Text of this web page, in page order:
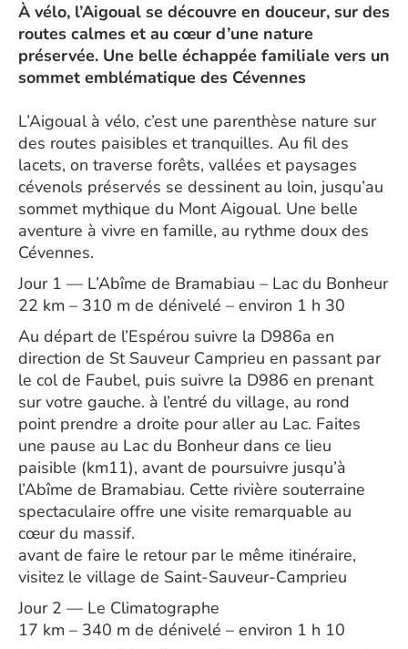
À vélo, l’Aigoual se découvre en douceur, sur des
routes calmes et au cœur d’une nature
préservée. Une belle échappée familiale vers un
sommet emblématique des Cévennes
L’Aigoual à vélo, c’est une parenthèse nature sur
des routes paisibles et tranquilles. Au fil des
lacets, on traverse forêts, vallées et paysages
cévenols préservés se dessinent au loin, jusqu’au
sommet mythique du Mont Aigoual. Une belle
aventure à vivre en famille, au rythme doux des
Cévennes.
Jour 1 — L’Abîme de Bramabiau – Lac du Bonheur
22 km – 310 m de dénivelé – environ 1 h 30
Au départ de l’Espérou suivre la D986a en
direction de St Sauveur Camprieu en passant par
le col de Faubel, puis suivre la D986 en prenant
sur votre gauche. à l’entré du village, au rond
point prendre a droite pour aller au Lac. Faites
une pause au Lac du Bonheur dans ce lieu
paisible (km11), avant de poursuivre jusqu’à
l’Abîme de Bramabiau. Cette rivière souterraine
spectaculaire offre une visite remarquable au
cœur du massif.​
avant de faire le retour par le même itinéraire,
visitez le village de Saint-Sauveur-Camprieu
Jour 2 — Le Climatographe
17 km – 340 m de dénivelé – environ 1 h 10